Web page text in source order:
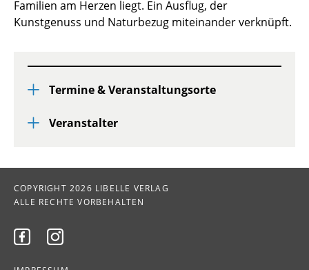
Familien am Herzen liegt. Ein Ausflug, der
Kunstgenuss und Naturbezug miteinander verknüpft.
Termine & Veranstaltungsorte
Veranstalter
COPYRIGHT 2026 LIBELLE VERLAG
ALLE RECHTE VORBEHALTEN
 